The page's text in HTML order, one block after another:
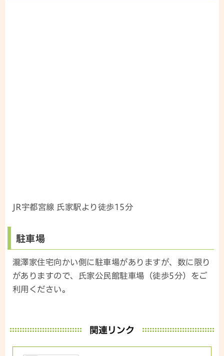
JR宇都宮線 氏家駅より徒歩15分
駐車場
瀧澤家住宅向かい側に駐車場がありますが、数に限り
がありますので、氏家公民館駐車場（徒歩5分）をご
利用ください。
関連リンク